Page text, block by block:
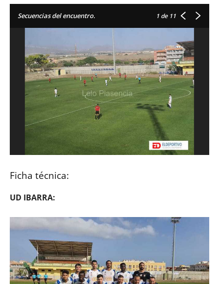
Secuencias del encuentro. 1 de 11
Ficha técnica:
UD IBARRA: